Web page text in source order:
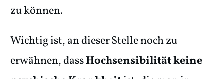
zu können.
Wichtig ist, an dieser Stelle noch zu
erwähnen, dassHochsensibilität keine